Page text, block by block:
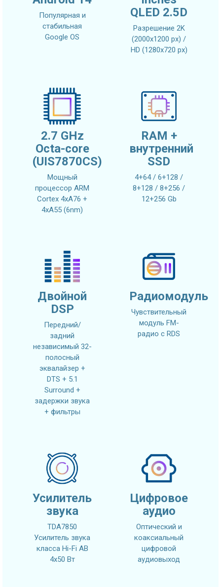
Популярная и
стабильная
Google OS
QLED 2.5D
Разрешение 2K
(2000x1200 px) /
HD (1280x720 px)
2.7 GHz
Octa-core
(UIS7870CS)
Мощный
процессор ARM
Cortex 4xA76 +
4xA55 (6nm)
RAM +
внутренний
SSD
4+64 / 6+128 /
8+128 / 8+256 /
12+256 Gb
Двойной
DSP
Передний/
задний
независимый 32-
полосный
эквалайзер +
DTS + 5.1
Surround +
задержки звука
+ фильтры
Радиомодуль
Чувствительный
модуль FM-
радио с RDS
Усилитель
звука
TDA7850
Усилитель звука
класса Hi-Fi AB
4x50 Вт
Цифровое
аудио
Оптический и
коаксиальный
цифровой
аудиовыход